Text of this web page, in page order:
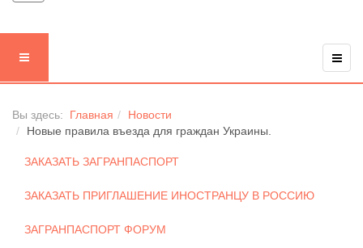
Вы здесь: Главная
Новости
Новые правила въезда для граждан Украины.
ЗАКАЗАТЬ ЗАГРАНПАСПОРТ
ЗАКАЗАТЬ ПРИГЛАШЕНИЕ ИНОСТРАНЦУ В РОССИЮ
ЗАГРАНПАСПОРТ ФОРУМ